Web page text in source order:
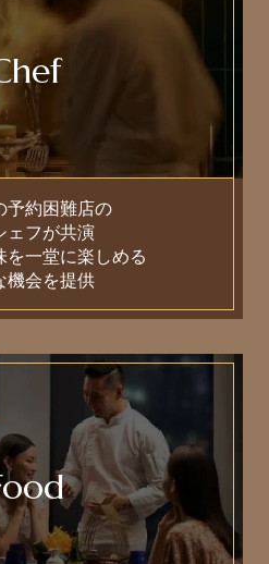
予約困難店の
ェフが共演
を一堂に楽しめる
機会を提供